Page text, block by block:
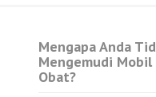
Mengapa Anda
Mengemudi Mobil
Obat?